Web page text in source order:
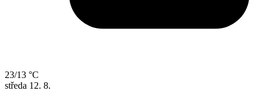
23/13 °C
středa 12. 8.